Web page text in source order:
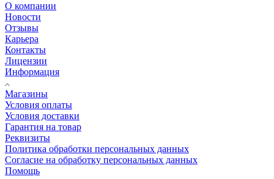
О компании
Новости
Отзывы
Карьера
Контакты
Лицензии
Информация
Магазины
Условия оплаты
Условия доставки
Гарантия на товар
Реквизиты
Политика обработки персональных данных
Согласие на обработку персональных данных
Помощь